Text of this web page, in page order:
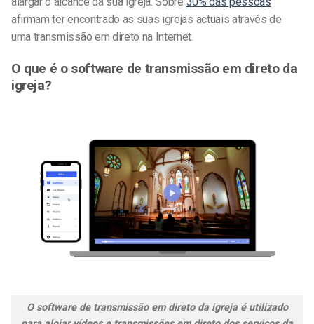
afirmam ter encontrado as suas igrejas actuais através de
uma transmissão em direto na Internet.
O que é o software de transmissão em direto da
igreja?
O software de transmissão em direto da igreja é utilizado